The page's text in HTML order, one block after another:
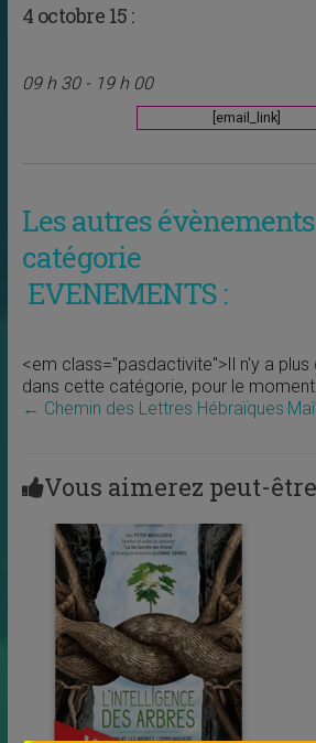
4 octobre 15 :
09 h 30 - 19 h 00
[email_link]
Les autres
catégorie
EVENEMENTS :
<em class="pasdactivite">Il n'y a
dans cette catégorie, pour le
← Chemin des Lettres Hébraïques
Vous aimerez peut-être